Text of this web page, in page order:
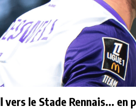
vers le Stade Rennais...